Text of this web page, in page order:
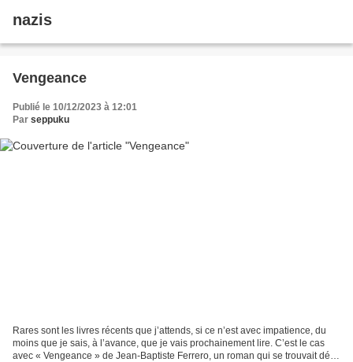
nazis
Vengeance
Publié le 10/12/2023 à 12:01
Par seppuku
Rares sont les livres récents que j’attends, si ce n’est avec impatience, du
moins que je sais, à l’avance, que je vais prochainement lire. C’est le cas
avec « Vengeance » de Jean-Baptiste Ferrero, un roman qui se trouvait déjà